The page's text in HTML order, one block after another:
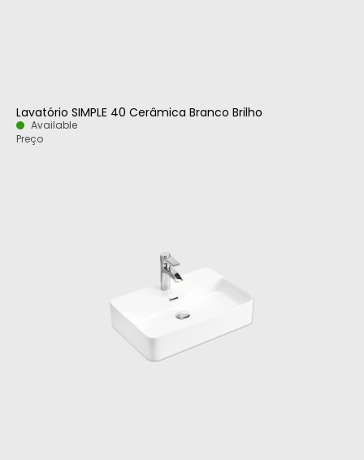
Lavatório SIMPLE 40 Cerâmica Branco Brilho
Available
Preço